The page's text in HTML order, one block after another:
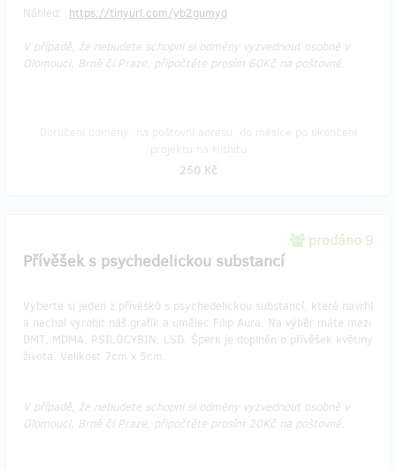
Náhled: https://tinyurl.com/yb2gumyd
V případě, že nebudete schopni si odměny vyzvednout osobně v
Olomouci, Brně či Praze, připočtěte prosím 60Kč na poštovné.
250 Kč
prodáno 9
Přívěšek s psychedelickou substancí
Vyberte si jeden z přívěsků s psychedelickou substancí, které navrhl
a nechal vyrobit náš grafik a umělec Filip Aura. Na výběr máte mezi
DMT, MDMA, PSILOCYBIN, LSD. Šperk je doplněn o přívěšek květiny
života. Velikost 7cm x 5cm.
V případě, že nebudete schopni si odměny vyzvednout osobně v
Olomouci, Brně či Praze, připočtěte prosím 20Kč na poštovné.